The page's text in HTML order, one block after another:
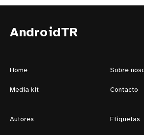
AndroidTR
Home Sobre
Media kit Contacto
Autores Etiquetas